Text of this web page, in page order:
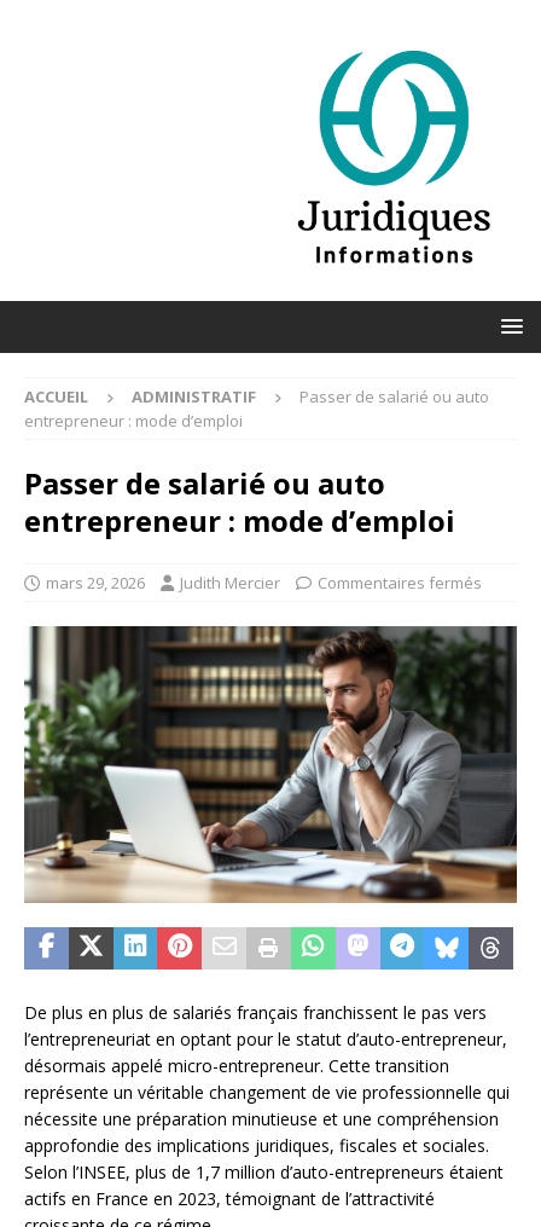
ACCUEIL ADMINISTRATIF
Passer de salarié ou auto
entrepreneur : mode d’emploi
Passer de salarié ou auto
entrepreneur : mode d’emploi
mars 29, 2026 Judith Mercier Commentaires fermés
De plus en plus de salariés français franchissent le pas vers
l’entrepreneuriat en optant pour le statut d’auto-entrepreneur,
désormais appelé micro-entrepreneur. Cette transition
représente un véritable changement de vie professionnelle qui
nécessite une préparation minutieuse et une compréhension
approfondie des implications juridiques, fiscales et sociales.
Selon l’INSEE, plus de 1,7 million d’auto-entrepreneurs étaient
actifs en France en 2023, témoignant de l’attractivité